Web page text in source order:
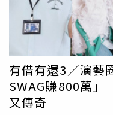
有借有還3／演藝
SWAG賺800萬
又傳奇